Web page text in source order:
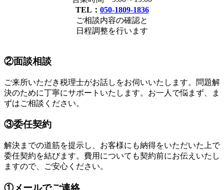
TEL： 050-1809-1836
ご相談内容の確認と
日程調整を行います
②面談相談
ご来所いただき税理士がお話しをお伺いいたします。問題解
決のために丁寧にサポートいたします。お一人で悩まず、ま
ずはご相談ください。
③委任契約
解決までの道筋を提示し、お客様にも納得をいただいた上で
委任契約を結びます。費用についても契約前にお伝えいたし
ますので、ご安心ください。
①メールでご連絡